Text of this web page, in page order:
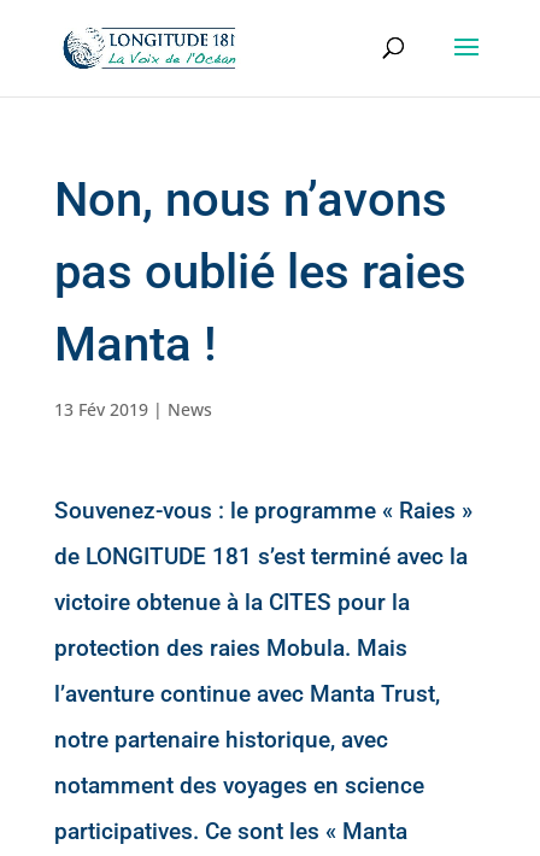
Non, nous n’avons
pas oublié les raies
Manta !
13 Fév 2019| News
Souvenez-vous : le programme « Raies »
de LONGITUDE 181 s’est terminé avec la
victoire obtenue à la CITES pour la
protection des raies Mobula. Mais
l’aventure continue avec Manta Trust,
notre partenaire historique, avec
notamment des voyages en science
participatives. Ce sont les « Manta